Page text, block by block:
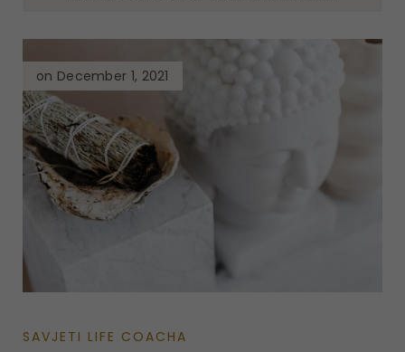
on December 1, 2021
SAVJETI LIFE COACHA